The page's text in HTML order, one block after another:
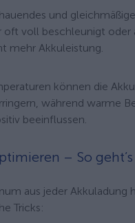
und
oft voll beschleunigt oder
mehr Akkuleistung.
können die
während warme
beeinflussen.
– So geht’s
aus jeder Akkuladung
Tricks: